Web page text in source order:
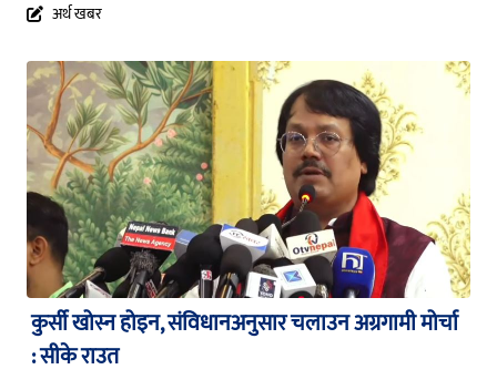
अर्थ खबर
कुर्सी खोस्न होइन, संविधानअनुसार चलाउन अग्रगामी मोर्चा
: सीके राउत